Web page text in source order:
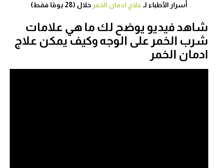
أسرار الأطباء لـ علاج ادمان الخمر خلال (28 يومًا فقط)
شاهد فيديو يوضح لك ما هي علامات
شرب الخمر على الوجه وكيف يمكن علاج
ادمان الخمر